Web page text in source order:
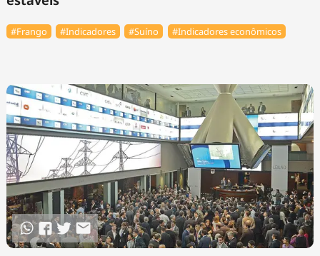
#Frango #Indicadores #Suíno #Indicadores econômicos